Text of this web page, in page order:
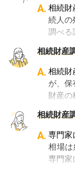
って
も、期
また税
科目
ていな
よっ
や、
とが、
めに非
相続費
が可能
は一括
A. 相続財
続人の
調べる
いな
た、相
な負債
のお
めに着
相続財産
A. 相続財
が、保
財産の
ぶと
ら相続
士、相
たい時
合は司
相続財産
A. 専門家
相場
専門家
よっ